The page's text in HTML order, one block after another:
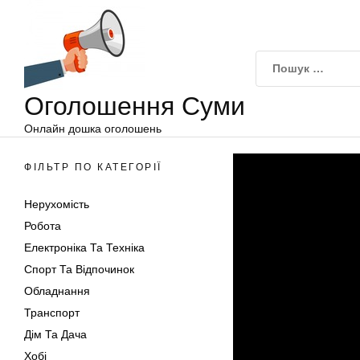
Оголошення Суми
Онлайн дошка оголошень
ФІЛЬТР ПО КАТЕГОРІЇ
Нерухомість
Робота
Електроніка Та Техніка
Спорт Та Відпочинок
Обладнання
Транспорт
Дім Та Дача
Хобі